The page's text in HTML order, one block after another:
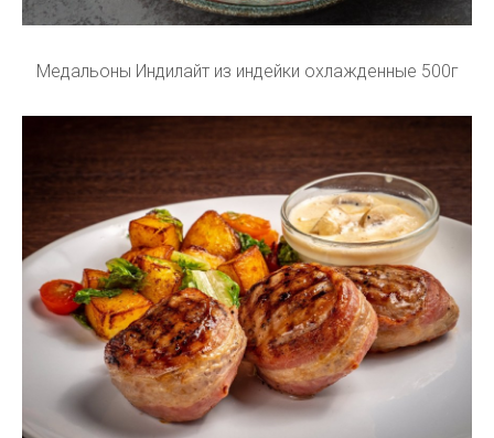
Медальоны Индилайт из индейки охлажденные 500г